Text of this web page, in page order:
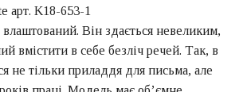
Він здається невеликим,
вмістити в себе безліч речей. Так, в
не тільки приладдя для письма, але